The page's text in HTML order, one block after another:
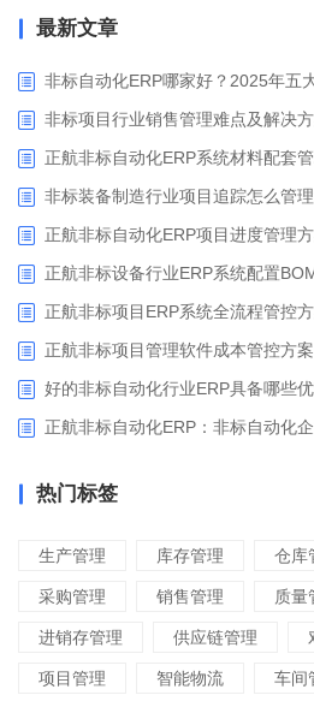
最新文章
非标自动化ERP哪家好？2025年五
非标项目行业销售管理难点及解决
正航非标自动化ERP系统材料配套
非标装备制造行业项目追踪怎么管
正航非标自动化ERP项目进度管理
正航非标设备行业ERP系统配置
正航非标项目ERP系统全流程管控
正航非标项目管理软件成本管控方案
好的非标自动化行业ERP具备哪些
正航非标自动化ERP：非标自动化
热门标签
生产管理 库存管理 仓库
采购管理 销售管理 质量
进销存管理 供应链管理
项目管理 智能物流 车间